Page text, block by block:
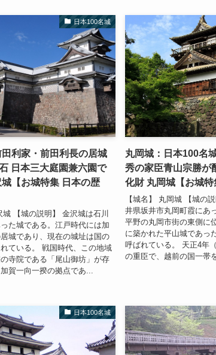
日本100名城
利家・前田利長の居城
日本三大庭園兼六園で
【お城特集 日本の歴
城 【城の説明】 金沢城は石川
た城である。江戸時代には加
城であり、現在の城址は国の
ている。 戦国時代、この地域
寺院である「尾山御坊」が存
賀一向一揆の拠点であ...
丸岡城：日本100名
秀の家臣青山宗勝が
化財 丸岡城【お城特
【城名】 丸岡城 【城の
井県坂井市丸岡町霞にあ
平野の丸岡市街の東側に
に築かれた平山城であっ
呼ばれている。 天正4年
の重臣で、越前の国一帯
日本100名城